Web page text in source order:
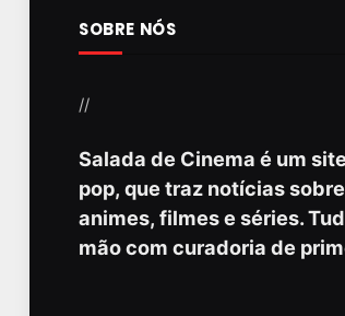
SOBRE NÓS
//
Salada de Cinema é um
pop, que traz notícias
animes, filmes e séries.
mão com curadoria de